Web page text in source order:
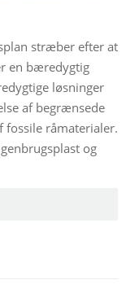
stræber efter at
en bæredygtig
løsninger
af begrænsede
fossile råmaterialer.
og